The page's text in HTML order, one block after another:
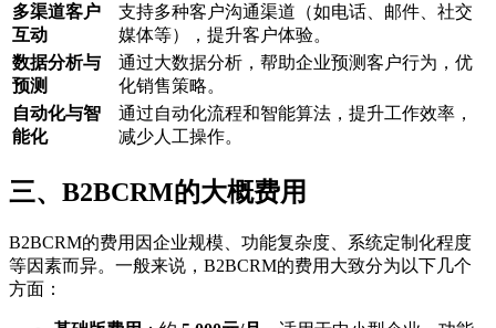
多渠道客户
互动
支持多种客户沟通渠道（如电话、邮件、社交
媒体等），提升客户体验。
数据分析与
预测
通过大数据分析，帮助企业预测客户行为，优
化销售策略。
自动化与智
能化
通过自动化流程和智能算法，提升工作效率，
减少人工操作。
三、B2BCRM的大概费用
B2BCRM的费用因企业规模、功能复杂度、系统定制化程度
等因素而异。一般来说，B2BCRM的费用大致分为以下几个
方面：